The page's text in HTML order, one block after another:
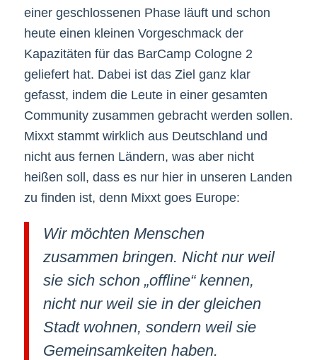
einer geschlossenen Phase läuft und schon
heute einen kleinen Vorgeschmack der
Kapazitäten für das BarCamp Cologne 2
geliefert hat. Dabei ist das Ziel ganz klar
gefasst, indem die Leute in einer gesamten
Community zusammen gebracht werden sollen.
Mixxt stammt wirklich aus Deutschland und
nicht aus fernen Ländern, was aber nicht
heißen soll, dass es nur hier in unseren Landen
zu finden ist, denn Mixxt goes Europe:
Wir möchten Menschen
zusammen bringen. Nicht nur weil
sie sich schon „offline“ kennen,
nicht nur weil sie in der gleichen
Stadt wohnen, sondern weil sie
Gemeinsamkeiten haben.